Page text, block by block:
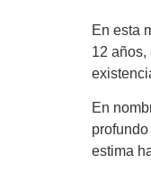
En esta
12 años,
En
estima